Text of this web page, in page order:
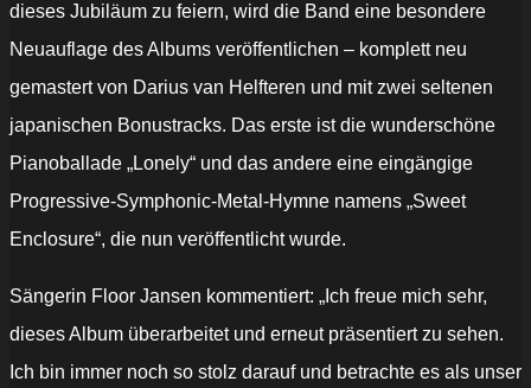
dieses Jubiläum zu feiern, wird die Band eine besondere
Neuauflage des Albums veröffentlichen – komplett neu
gemastert von Darius van Helfteren und mit zwei seltenen
japanischen Bonustracks. Das erste ist die wunderschöne
Pianoballade „Lonely“ und das andere eine eingängige
Progressive-Symphonic-Metal-Hymne namens „Sweet
Enclosure“, die nun veröffentlicht wurde.
Sängerin Floor Jansen kommentiert: „Ich freue mich sehr,
dieses Album überarbeitet und erneut präsentiert zu sehen.
Ich bin immer noch so stolz darauf und betrachte es als unser